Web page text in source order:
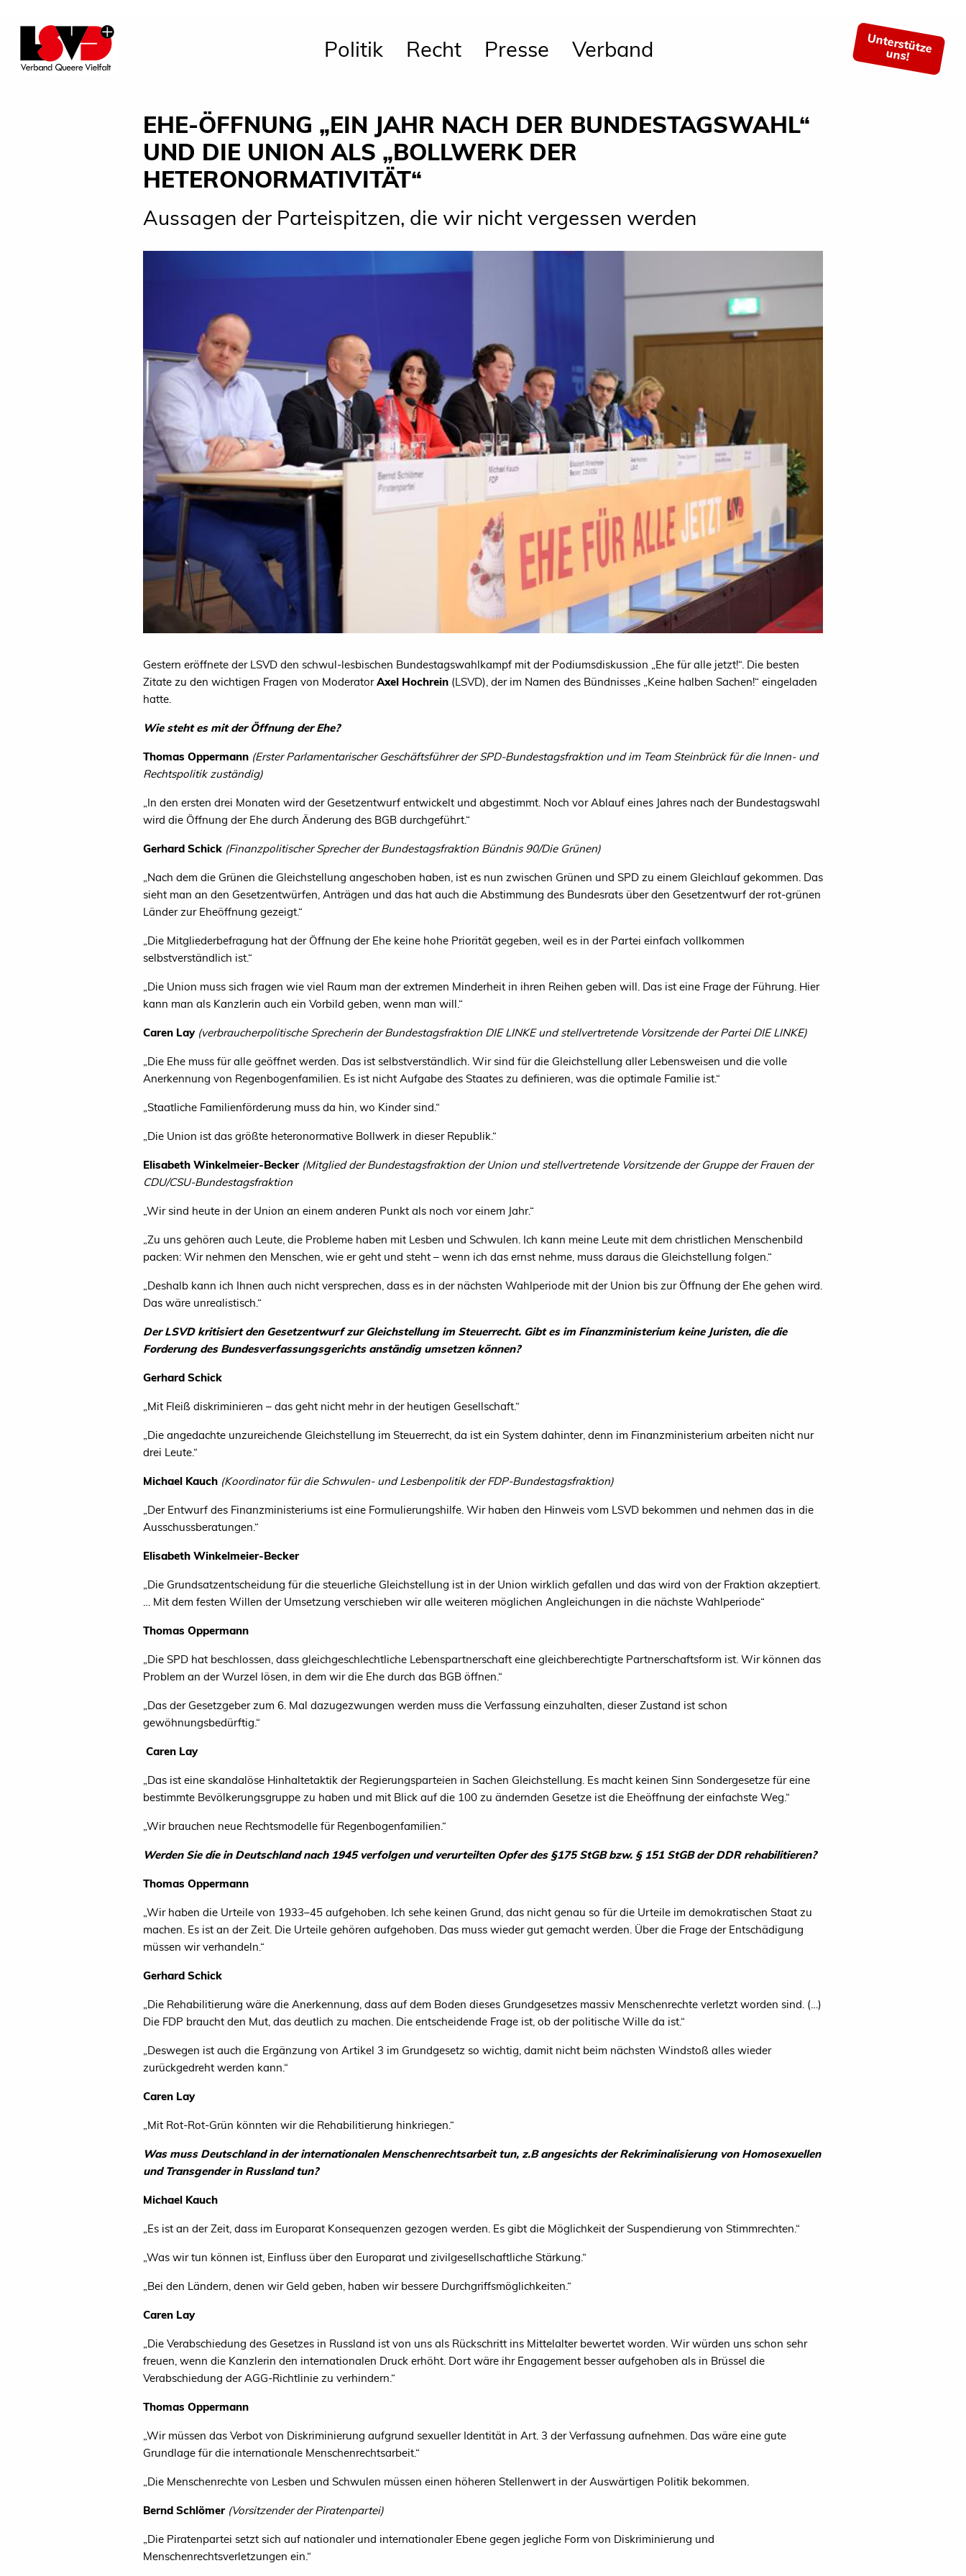
Politik Recht Presse Verband Unterstütze
uns!
EHE-ÖFFNUNG „EIN JAHR NACH DER BUNDESTAGSWAHL“
UND DIE UNION ALS „BOLLWERK DER
HETERONORMATIVITÄT“
Aussagen der Parteispitzen, die wir nicht vergessen werden
Gestern eröffnete der LSVD den schwul-lesbischen Bundestagswahlkampf mit der Podiumsdiskussion „Ehe für alle jetzt!“. Die besten
Zitate zu den wichtigen Fragen von ModeratorAxel Hochrein (LSVD), der im Namen des Bündnisses „Keine halben Sachen!“ eingeladen
hatte.
Wie steht es mit der Öffnung der Ehe?
Thomas Oppermann (Erster Parlamentarischer Geschäftsführer der SPD-Bundestagsfraktion und im Team Steinbrück für die Innen- und
Rechtspolitik zuständig)
„In den ersten drei Monaten wird der Gesetzentwurf entwickelt und abgestimmt. Noch vor Ablauf eines Jahres nach der Bundestagswahl
wird die Öffnung der Ehe durch Änderung des BGB durchgeführt.“
Gerhard Schick (Finanzpolitischer Sprecher der Bundestagsfraktion Bündnis 90/Die Grünen)
„Nach dem die Grünen die Gleichstellung angeschoben haben, ist es nun zwischen Grünen und SPD zu einem Gleichlauf gekommen. Das
sieht man an den Gesetzentwürfen, Anträgen und das hat auch die Abstimmung des Bundesrats über den Gesetzentwurf der rot-grünen
Länder zur Eheöffnung gezeigt.“
„Die Mitgliederbefragung hat der Öffnung der Ehe keine hohe Priorität gegeben, weil es in der Partei einfach vollkommen
selbstverständlich ist.“
„Die Union muss sich fragen wie viel Raum man der extremen Minderheit in ihren Reihen geben will. Das ist eine Frage der Führung. Hier
kann man als Kanzlerin auch ein Vorbild geben, wenn man will.“
Caren Lay (verbraucherpolitische Sprecherin der Bundestagsfraktion DIE LINKEund stellvertretende Vorsitzende der ParteiDIE LINKE)
„Die Ehe muss für alle geöffnet werden. Das ist selbstverständlich. Wir sind für die Gleichstellung aller Lebensweisen und die volle
Anerkennung von Regenbogenfamilien. Es ist nicht Aufgabe des Staates zu definieren, was die optimale Familie ist.“
„Staatliche Familienförderung muss da hin, wo Kinder sind.“
„Die Union ist das größte heteronormative Bollwerk in dieser Republik.“
Elisabeth Winkelmeier-Becker (Mitglied der Bundestagsfraktion der Union undstellvertretende Vorsitzende der Gruppe der Frauen der
CDU/CSU-Bundestagsfraktion
„Wir sind heute in der Union an einem anderen Punkt als noch vor einem Jahr.“
„Zu uns gehören auch Leute, die Probleme haben mit Lesben und Schwulen. Ich kann meine Leute mit dem christlichen Menschenbild
packen: Wir nehmen den Menschen, wie er geht und steht – wenn ich das ernst nehme, muss daraus die Gleichstellung folgen.“
„Deshalb kann ich Ihnen auch nicht versprechen, dass es in der nächsten Wahlperiode mit der Union bis zur Öffnung der Ehe gehen wird.
Das wäre unrealistisch.“
DerLSVDkritisiert den Gesetzentwurf zur Gleichstellung im Steuerrecht. Gibt es im Finanzministerium keine Juristen, die die
Forderung des Bundesverfassungsgerichts anständig umsetzen können?
Gerhard Schick
„Mit Fleiß diskriminieren – das geht nicht mehr in der heutigen Gesellschaft.“
„Die angedachte unzureichende Gleichstellung im Steuerrecht, da ist ein System dahinter, denn im Finanzministerium arbeiten nicht nur
drei Leute.“
Michael Kauch (Koordinator für die Schwulen- und Lesbenpolitik der FDP-Bundestagsfraktion)
„Der Entwurf des Finanzministeriums ist eine Formulierungshilfe. Wir haben den Hinweis vom LSVD bekommen und nehmen das in die
Ausschussberatungen.“
Elisabeth Winkelmeier-Becker
„Die Grundsatzentscheidung für die steuerliche Gleichstellung ist in der Union wirklich gefallen und das wird von der Fraktion akzeptiert.
… Mit dem festen Willen der Umsetzung verschieben wir alle weiteren möglichen Angleichungen in die nächste Wahlperiode“
Thomas Oppermann
„Die SPD hat beschlossen, dass gleichgeschlechtliche Lebenspartnerschaft eine gleichberechtigte Partnerschaftsform ist. Wir können das
Problem an der Wurzel lösen, in dem wir die Ehe durch das BGB öffnen.“
„Das der Gesetzgeber zum 6. Mal dazugezwungen werden muss die Verfassung einzuhalten, dieser Zustand ist schon
gewöhnungsbedürftig.“
Caren Lay
„Das ist eine skandalöse Hinhaltetaktik der Regierungsparteien in Sachen Gleichstellung. Es macht keinen Sinn Sondergesetze für eine
bestimmte Bevölkerungsgruppe zu haben und mit Blick auf die 100 zu ändernden Gesetze ist die Eheöffnung der einfachste Weg.“
„Wir brauchen neue Rechtsmodelle für Regenbogenfamilien.“
Werden Sie die in Deutschland nach 1945 verfolgen und verurteilten Opfer des §175 StGB bzw. § 151 StGB derDDRrehabilitieren?
Thomas Oppermann
„Wir haben die Urteile von 1933–45 aufgehoben. Ich sehe keinen Grund, das nicht genau so für die Urteile im demokratischen Staat zu
machen. Es ist an der Zeit. Die Urteile gehören aufgehoben. Das muss wieder gut gemacht werden. Über die Frage der Entschädigung
müssen wir verhandeln.“
Gerhard Schick
„Die Rehabilitierung wäre die Anerkennung, dass auf dem Boden dieses Grundgesetzes massiv Menschenrechte verletzt worden sind. (…)
Die FDP braucht den Mut, das deutlich zu machen. Die entscheidende Frage ist, ob der politische Wille da ist.“
„Deswegen ist auch die Ergänzung von Artikel 3 im Grundgesetz so wichtig, damit nicht beim nächsten Windstoß alles wieder
zurückgedreht werden kann.“
Caren Lay
„Mit Rot-Rot-Grün könnten wir die Rehabilitierung hinkriegen.“
Was muss Deutschland in der internationalen Menschenrechtsarbeit tun, z.B angesichts der Rekriminalisierung von Homosexuellen
und Transgender in Russland tun?
Michael Kauch
„Es ist an der Zeit, dass im Europarat Konsequenzen gezogen werden. Es gibt die Möglichkeit der Suspendierung von Stimmrechten.“
„Was wir tun können ist, Einfluss über den Europarat und zivilgesellschaftliche Stärkung.“
„Bei den Ländern, denen wir Geld geben, haben wir bessere Durchgriffsmöglichkeiten.“
Caren Lay
„Die Verabschiedung des Gesetzes in Russland ist von uns als Rückschritt ins Mittelalter bewertet worden. Wir würden uns schon sehr
freuen, wenn die Kanzlerin den internationalen Druck erhöht. Dort wäre ihr Engagement besser aufgehoben als in Brüssel die
Verabschiedung der AGG-Richtlinie zu verhindern.“
Thomas Oppermann
„Wir müssen das Verbot von Diskriminierung aufgrund sexueller Identität in Art. 3 der Verfassung aufnehmen. Das wäre eine gute
Grundlage für die internationale Menschenrechtsarbeit.“
„Die Menschenrechte von Lesben und Schwulen müssen einen höheren Stellenwert in der Auswärtigen Politik bekommen.
Bernd Schlömer (Vorsitzender der Piratenpartei)
„Die Piratenpartei setzt sich auf nationaler und internationaler Ebene gegen jegliche Form von Diskriminierung und
Menschenrechtsverletzungen ein.“